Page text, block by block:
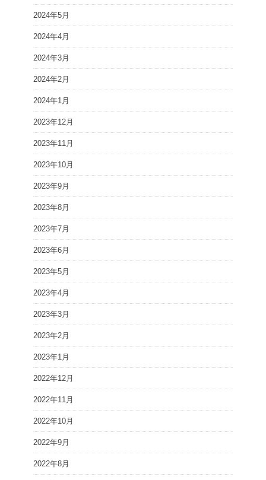
2024年5月
2024年4月
2024年3月
2024年2月
2024年1月
2023年12月
2023年11月
2023年10月
2023年9月
2023年8月
2023年7月
2023年6月
2023年5月
2023年4月
2023年3月
2023年2月
2023年1月
2022年12月
2022年11月
2022年10月
2022年9月
2022年8月